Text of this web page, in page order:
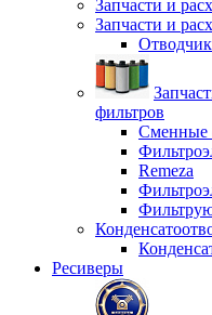
Запчасти и
Запчасти и
фильтров
Сменные
Remeza
Ресиверы